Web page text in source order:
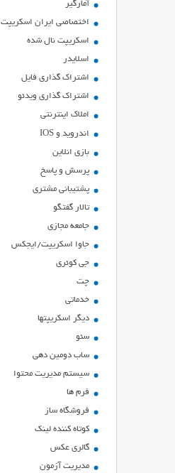
آمارگیر
اختصاصی ایران اسکریپت
اسکریپت نال شده
اسلایدر
اشتراك گذاري فايل
اشتراک گذاری ویدئو
املاک اینترنتی
اندروید و IOS
بازي انلاين
پرسش و پاسخ
پشتیبانی مشتری
تالار گفتگو
جامعه مجازی
جاوا اسکریپت/ایجکس
جی کوئری
چت
خدماتی
ديگر اسكريپتها
سئو
ساب دومین دهی
سیستم مدیریت محتوا
فرم ها
فروشگاه ساز
کوتاه کننده لینک
گالری عکس
مدیریت آزمون